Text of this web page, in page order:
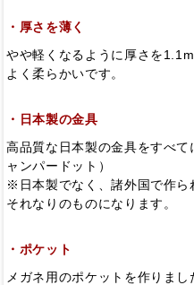
・厚さを薄く
やや軽くなるように厚さを
よく柔らかいです。
・日本製の金具
高品質な日本製の金具をすべ
ャンパードット）
※日本製でなく、諸外国で作ら
それなりのものになります。
・ポケット
メガネ用のポケットを作りま